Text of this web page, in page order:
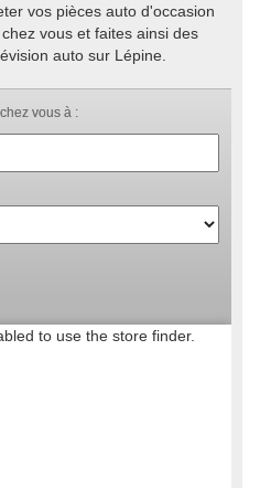
vos pièces auto d'occasion
vous et faites ainsi des
auto sur Lépine.